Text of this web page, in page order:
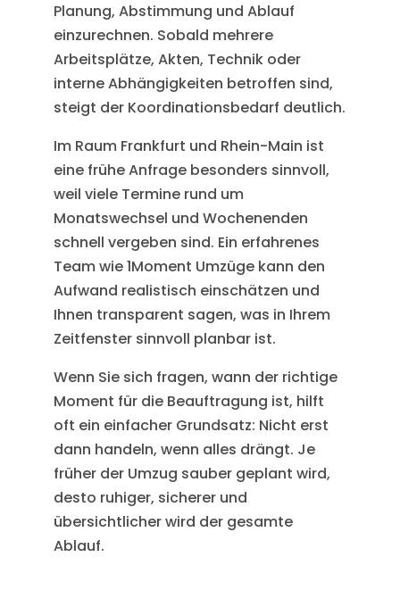
Planung, Abstimmung und Ablauf
einzurechnen. Sobald mehrere
Arbeitsplätze, Akten, Technik oder
interne Abhängigkeiten betroffen sind,
steigt der Koordinationsbedarf deutlich.
Im Raum Frankfurt und Rhein-Main ist
eine frühe Anfrage besonders sinnvoll,
weil viele Termine rund um
Monatswechsel und Wochenenden
schnell vergeben sind. Ein erfahrenes
Team wie 1Moment Umzüge kann den
Aufwand realistisch einschätzen und
Ihnen transparent sagen, was in Ihrem
Zeitfenster sinnvoll planbar ist.
Wenn Sie sich fragen, wann der richtige
Moment für die Beauftragung ist, hilft
oft ein einfacher Grundsatz: Nicht erst
dann handeln, wenn alles drängt. Je
früher der Umzug sauber geplant wird,
desto ruhiger, sicherer und
übersichtlicher wird der gesamte
Ablauf.